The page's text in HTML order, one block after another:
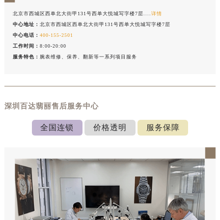
北京市西城区西单北大街甲131号西单大悦城写字楼7层....详情
中心地址：北京市西城区西单北大街甲131号西单大悦城写字楼7层
中心电话：400-155-2501
工作时间：8:00-20:00
服务特色： 腕表维修、保养、翻新等一系列项目服务
深圳百达翡丽售后服务中心
全国连锁 价格透明 服务保障